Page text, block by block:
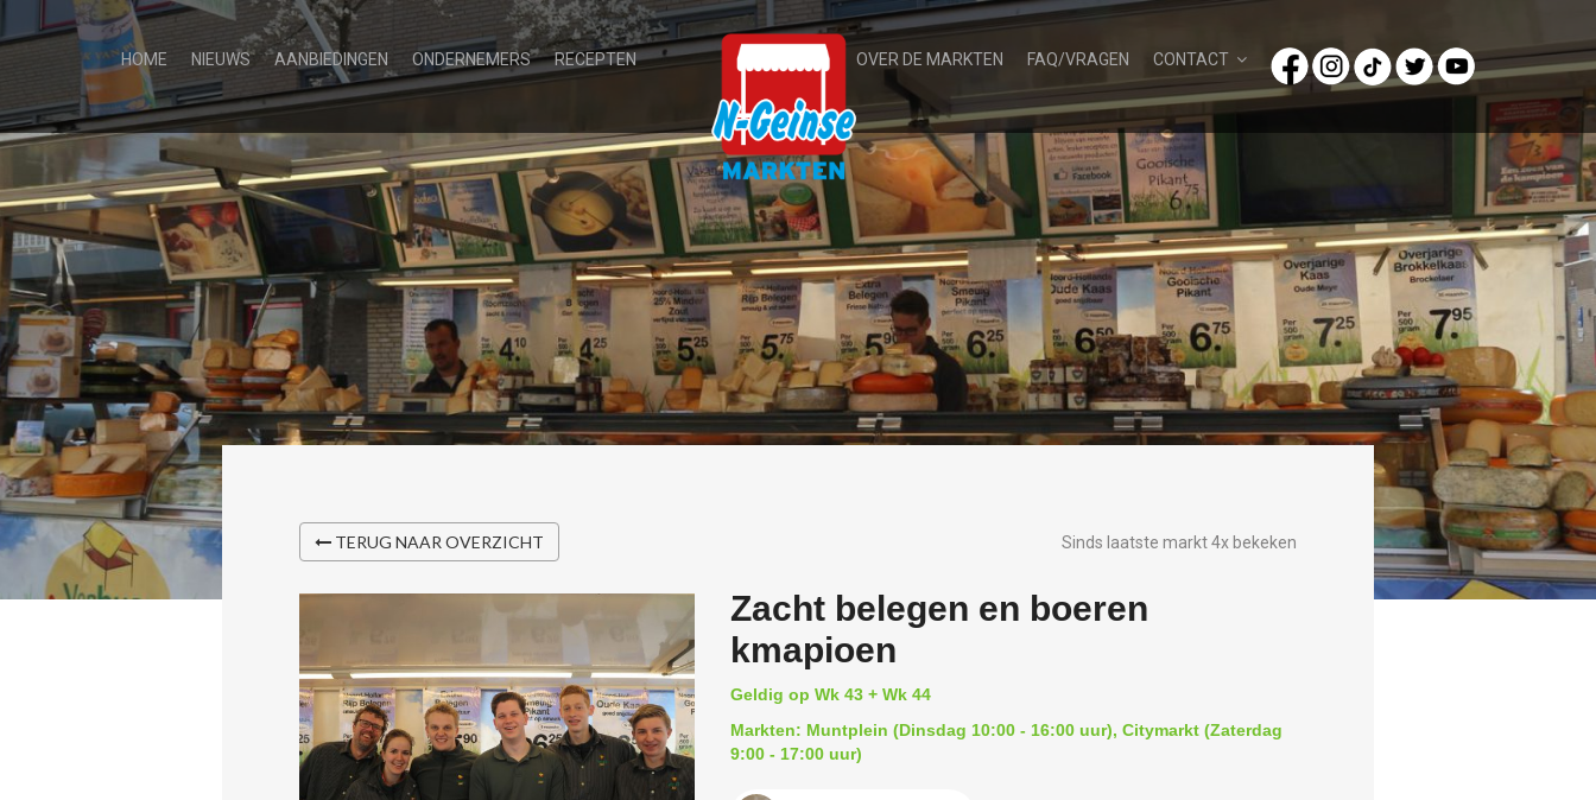
HOME NIEUWS AANBIEDINGEN ONDERNEMERS RECEPTEN OVER DE MARKTEN FAQ/VRAGEN CONTACT
TERUG NAAR OVERZICHT Sinds laatste markt 4x bekeken
Zacht belegen en boeren
kmapioen
Geldig op Wk 43 + Wk 44
Markten: Muntplein (Dinsdag 10:00 - 16:00 uur), Citymarkt (Zaterdag
9:00 - 17:00 uur)